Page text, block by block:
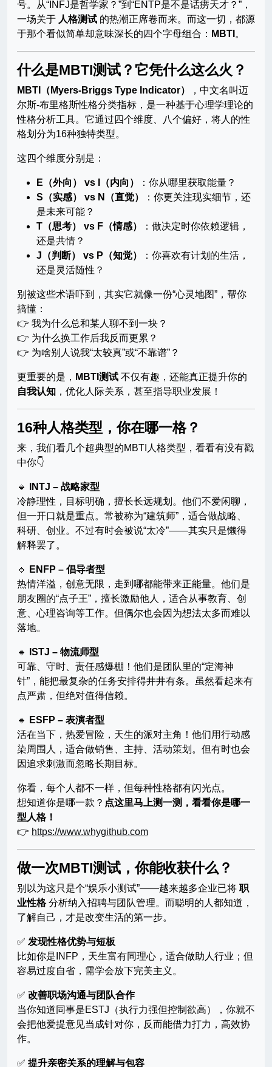
号。从“INFJ是哲学家？”到“ENTP是不是话痨天才？”，
一场关于 人格测试 的热潮正席卷而来。而这一切，都源
于那个看似简单却意味深长的四个字母组合： MBTI 。
什么是MBTI测试？它凭什么这么火？
MBTI（Myers-Briggs Type Indicator）
，中文名叫迈
尔斯-布里格斯性格分类指标，是一种基于心理学理论的
性格分析工具。它通过四个维度、八个偏好，将人的性
格划分为16种独特类型。
这四个维度分别是：
E（外向） vs I（内向）
：你从哪里获取能量？
S（实感） vs N（直觉）
：你更关注现实细节，还
是未来可能？
T（思考） vs F（情感）
：做决定时你依赖逻辑，
还是共情？
J（判断） vs P（知觉）
：你喜欢有计划的生活，
还是灵活随性？
别被这些术语吓到，其实它就像一份“心灵地图”，帮你
搞懂：
👉 我为什么总和某人聊不到一块？
👉 为什么换工作后我反而更累？
👉 为啥别人说我“太较真”或“不靠谱”？
更重要的是， MBTI测试 不仅有趣，还能真正提升你的
自我认知 ，优化人际关系，甚至指导职业发展！
16种人格类型，你在哪一格？
来，我们看几个超典型的MBTI人格类型，看看有没有戳
中你👇
🔹
INTJ – 战略家型
冷静理性，目标明确，擅长长远规划。他们不爱闲聊，
但一开口就是重点。常被称为“建筑师”，适合做战略、
科研、创业。不过有时会被说“太冷”——其实只是懒得
解释罢了。
🔹
ENFP – 倡导者型
热情洋溢，创意无限，走到哪都能带来正能量。他们是
朋友圈的“点子王”，擅长激励他人，适合从事教育、创
意、心理咨询等工作。但偶尔也会因为想法太多而难以
落地。
🔹
ISTJ – 物流师型
可靠、守时、责任感爆棚！他们是团队里的“定海神
针”，能把最复杂的任务安排得井井有条。虽然看起来有
点严肃，但绝对值得信赖。
🔹
ESFP – 表演者型
活在当下，热爱冒险，天生的派对主角！他们用行动感
染周围人，适合做销售、主持、活动策划。但有时也会
因追求刺激而忽略长期目标。
你看，每个人都不一样，但每种性格都有闪光点。
想知道你是哪一款？ 点这里马上测一测，看看你是哪一
型人格！
👉 https://www.whygithub.com
做一次MBTI测试，你能收获什么？
别以为这只是个“娱乐小测试”——越来越多企业已将 职
业性格分析纳入招聘与团队管理。而聪明的人都知道，
了解自己，才是改变生活的第一步。
✅ 发现性格优势与短板
比如你是INFP，天生富有同理心，适合做助人行业；但
容易过度自省，需学会放下完美主义。
✅ 改善职场沟通与团队合作
当你知道同事是ESTJ（执行力强但控制欲高），你就不
会把他爱提意见当成针对你，反而能借力打力，高效协
作。
✅ 提升亲密关系的理解与包容